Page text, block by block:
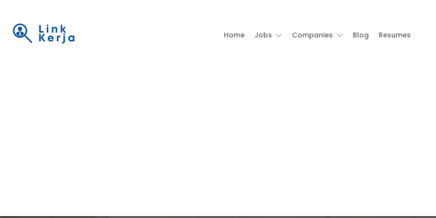
Home Jobs Companies Blog Resumes